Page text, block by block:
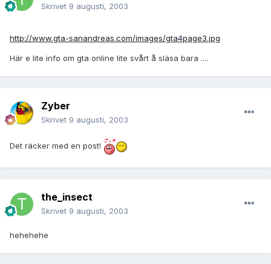
Skrivet 9 augusti, 2003
http://www.gta-sanandreas.com/images/gta4page3.jpg
Här e lite info om gta online lite svårt å släsa bara ....
Zyber
Skrivet 9 augusti, 2003
Det räcker med en post!
the_insect
Skrivet 9 augusti, 2003
hehehehe